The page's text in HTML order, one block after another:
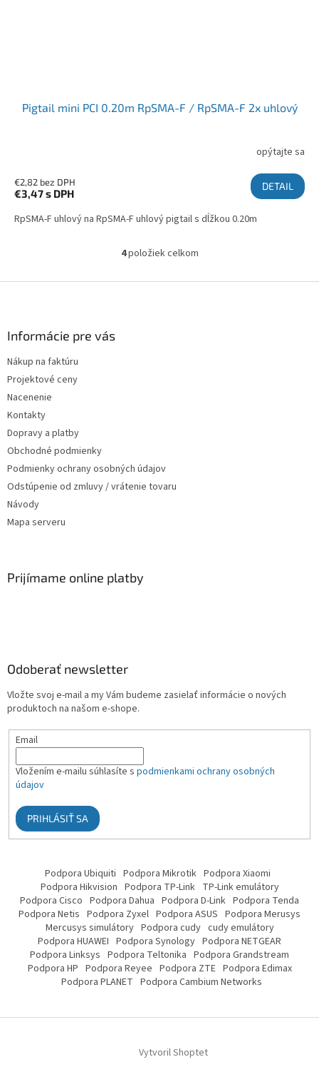
Pigtail mini PCI 0.20m RpSMA-F / RpSMA-F 2x uhlový
opýtajte sa
€2,82 bez DPH
€3,47s DPH
DETAIL
RpSMA-F uhlový na RpSMA-F uhlový pigtail s dĺžkou 0.20m
Ovládacie prvky výpisu
4položiek celkom
Informácie pre vás
Nákup na faktúru
Projektové ceny
Nacenenie
Kontakty
Dopravy a platby
Obchodné podmienky
Podmienky ochrany osobných údajov
Odstúpenie od zmluvy / vrátenie tovaru
Návody
Mapa serveru
Prijímame online platby
Odoberať newsletter
Vložte svoj e-mail a my Vám budeme zasielať informácie o nových
produktoch na našom e-shope.
Email
Vložením e-mailu súhlasíte s podmienkami ochrany osobných
údajov
PRIHLÁSIŤ SA
Podpora Ubiquiti Podpora Mikrotik Podpora Xiaomi
Podpora Hikvision Podpora TP-Link TP-Link emulátory
Podpora Cisco Podpora Dahua Podpora D-Link Podpora Tenda
Podpora Netis Podpora Zyxel Podpora ASUS Podpora Merusys
Mercusys simulátory Podpora cudy cudy emulátory
Podpora HUAWEI Podpora Synology Podpora NETGEAR
Podpora Linksys Podpora Teltonika Podpora Grandstream
Podpora HP Podpora Reyee Podpora ZTE Podpora Edimax
Podpora PLANET Podpora Cambium Networks
Vytvoril Shoptet